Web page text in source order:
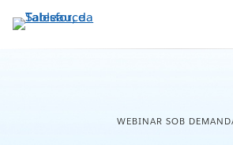
Pular
para
WEBINAR SOB